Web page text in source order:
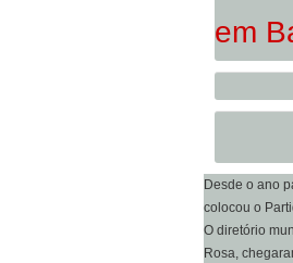
em
Desde o ano
colocou o
O diretório
Rosa,